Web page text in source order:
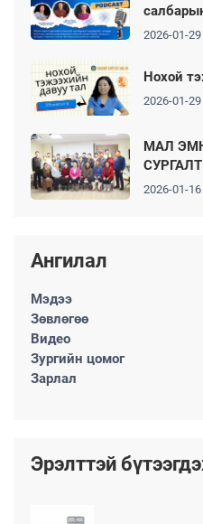
туршлага
2026-01-29
Нохой
2026-01-29
МАЛ
2026-01-16
Ангилал
Мэдээ
Зөвлөгөө
Видео
Зургийн цомог
Зарлал
Эрэлттэй